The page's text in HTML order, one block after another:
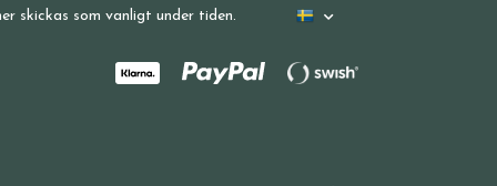
skickas som vanligt under tiden.